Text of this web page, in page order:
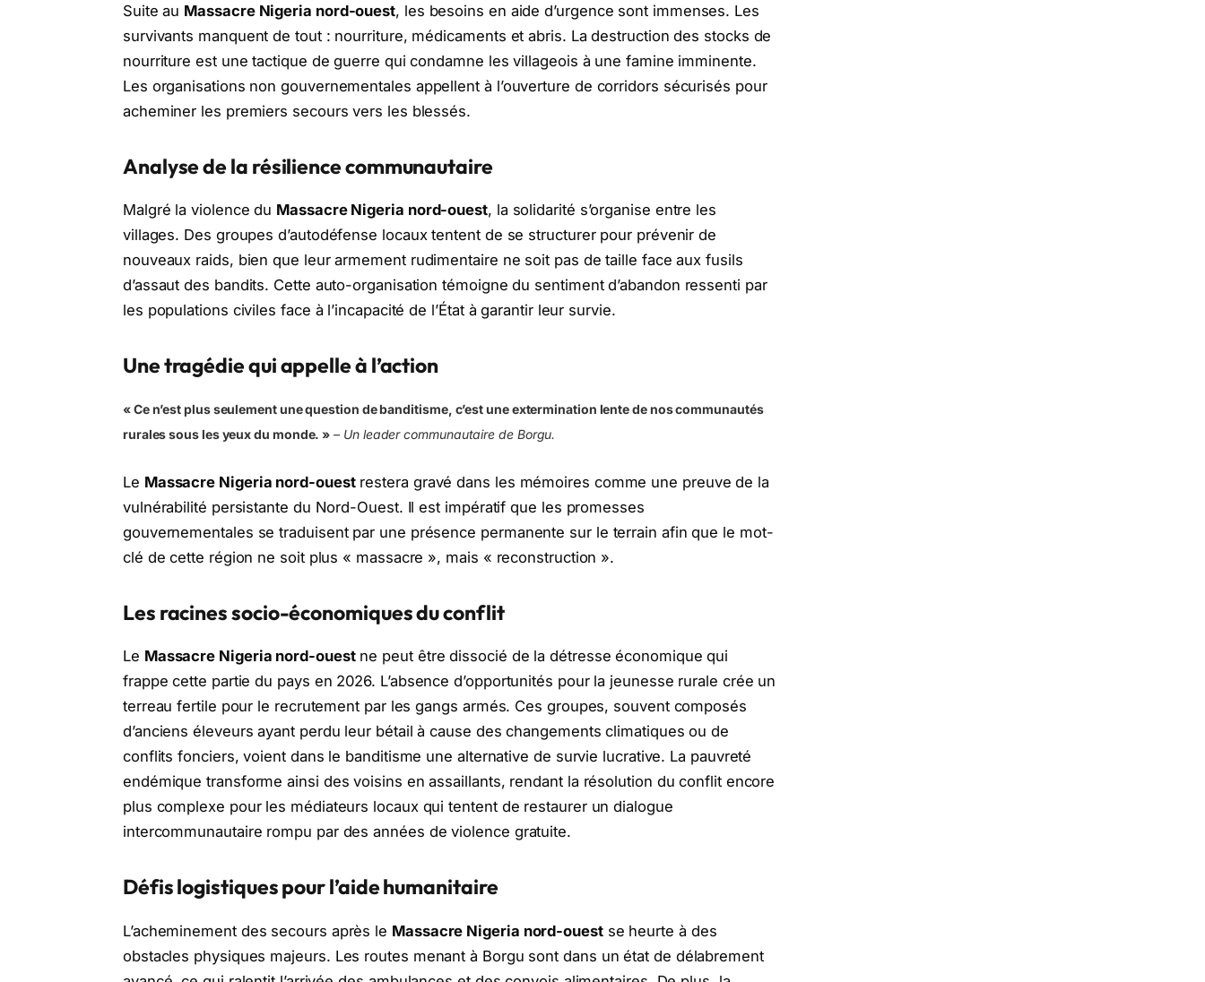
Suite au Massacre Nigeria nord-ouest, les besoins en aide d’urgence sont immenses. Les
survivants manquent de tout : nourriture, médicaments et abris. La destruction des stocks de
nourriture est une tactique de guerre qui condamne les villageois à une famine imminente.
Les organisations non gouvernementales appellent à l’ouverture de corridors sécurisés pour
acheminer les premiers secours vers les blessés.
Analyse de la résilience communautaire
Malgré la violence du Massacre Nigeria nord-ouest, la solidarité s’organise entre les
villages. Des groupes d’autodéfense locaux tentent de se structurer pour prévenir de
nouveaux raids, bien que leur armement rudimentaire ne soit pas de taille face aux fusils
d’assaut des bandits. Cette auto-organisation témoigne du sentiment d’abandon ressenti par
les populations civiles face à l’incapacité de l’État à garantir leur survie.
Une tragédie qui appelle à l’action
« Ce n’est plus seulement une question de banditisme, c’est une extermination lente de nos communautés
rurales sous les yeux du monde. » – Un leader communautaire de Borgu.
Le Massacre Nigeria nord-ouestrestera gravé dans les mémoires comme une preuve de la
vulnérabilité persistante du Nord-Ouest. Il est impératif que les promesses
gouvernementales se traduisent par une présence permanente sur le terrain afin que le mot-
clé de cette région ne soit plus « massacre », mais « reconstruction ».
Les racines socio-économiques du conflit
Le Massacre Nigeria nord-ouestne peut être dissocié de la détresse économique qui
frappe cette partie du pays en 2026. L’absence d’opportunités pour la jeunesse rurale crée un
terreau fertile pour le recrutement par les gangs armés. Ces groupes, souvent composés
d’anciens éleveurs ayant perdu leur bétail à cause des changements climatiques ou de
conflits fonciers, voient dans le banditisme une alternative de survie lucrative. La pauvreté
endémique transforme ainsi des voisins en assaillants, rendant la résolution du conflit encore
plus complexe pour les médiateurs locaux qui tentent de restaurer un dialogue
intercommunautaire rompu par des années de violence gratuite.
Défis logistiques pour l’aide humanitaire
L’acheminement des secours après le Massacre Nigeria nord-ouestse heurte à des
obstacles physiques majeurs. Les routes menant à Borgu sont dans un état de délabrement